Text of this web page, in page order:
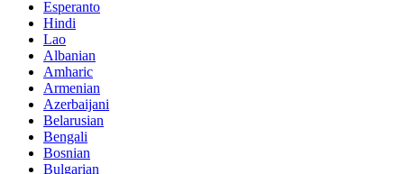
Esperanto
Hindi
Lao
Albanian
Amharic
Armenian
Azerbaijani
Belarusian
Bengali
Bosnian
Bulgarian